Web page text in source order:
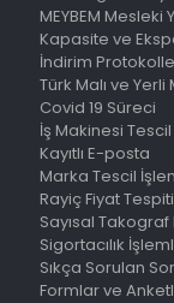
MEYBEM
Kapasite ve
İndirim
Türk Malı ve Yerli
Covid 19 Süreci
İş Makinesi
Kayıtlı E-posta
Marka Tescil
Rayiç Fiyat Tespiti
Sayısal
Sigortacılık
Sıkça Sorulan
Formlar ve